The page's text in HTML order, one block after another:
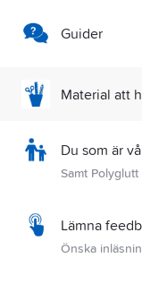
Guider
Material att
Du som är
Samt Polyglutt
Lämna
Önska